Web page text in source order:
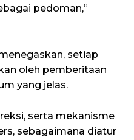
pedoman,”
setiap
oleh pemberitaan
yang jelas.
serta mekanisme
sebagaimana diatur